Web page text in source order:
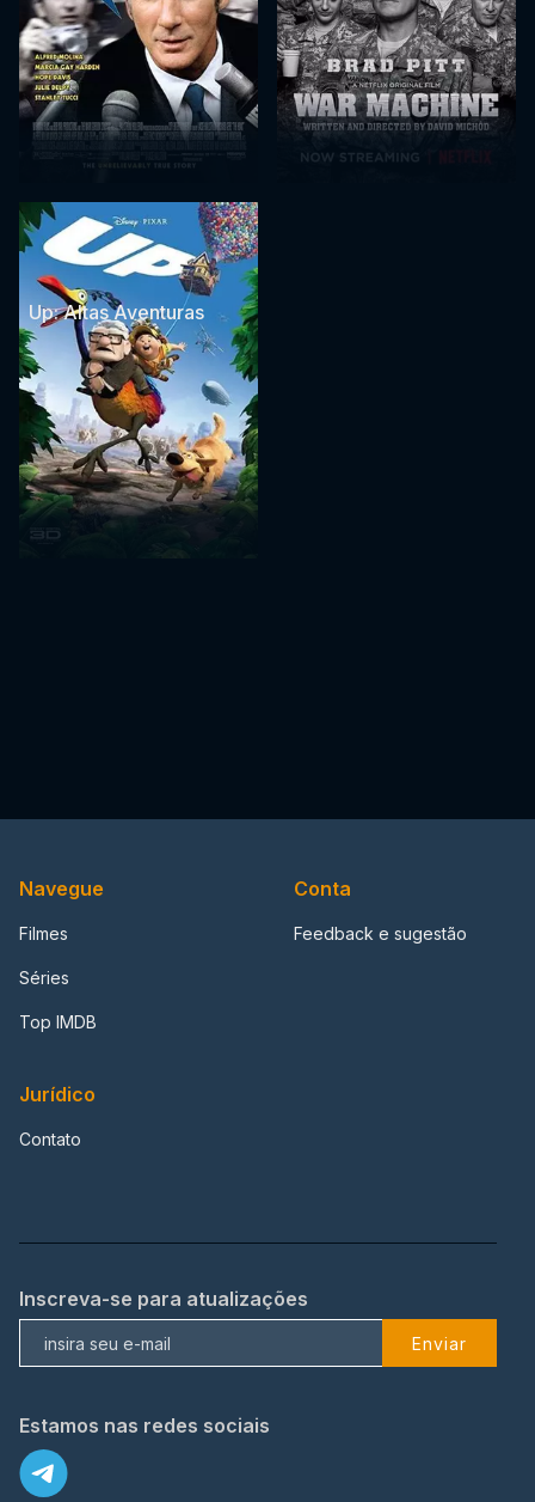
Up: Altas Aventuras
Navegue
Filmes
Séries
Top IMDB
Conta
Feedback e sugestão
Jurídico
Contato
Inscreva-se para atualizações
Enviar
Estamos nas redes sociais